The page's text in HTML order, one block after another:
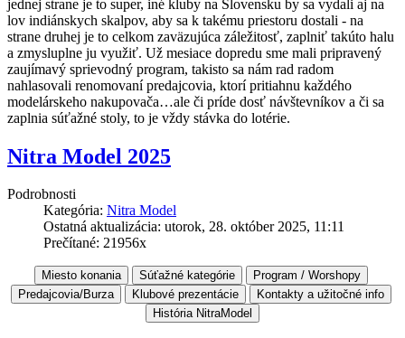
jednej strane je to super, iné kluby na Slovensku by sa vydali aj na
lov indiánskych skalpov, aby sa k takému priestoru dostali - na
strane druhej je to celkom zaväzujúca záležitosť, zaplniť takúto halu
a zmysluplne ju využiť. Už mesiace dopredu sme mali pripravený
zaujímavý sprievodný program, takisto sa nám rad radom
nahlasovali renomovaní predajcovia, ktorí pritiahnu každého
modelárskeho nakupovača…ale či príde dosť návštevníkov a či sa
zaplnia súťažné stoly, to je vždy stávka do lotérie.
Nitra Model 2025
Podrobnosti
Kategória: Nitra Model
Ostatná aktualizácia: utorok, 28. október 2025, 11:11
Prečítané: 21956x